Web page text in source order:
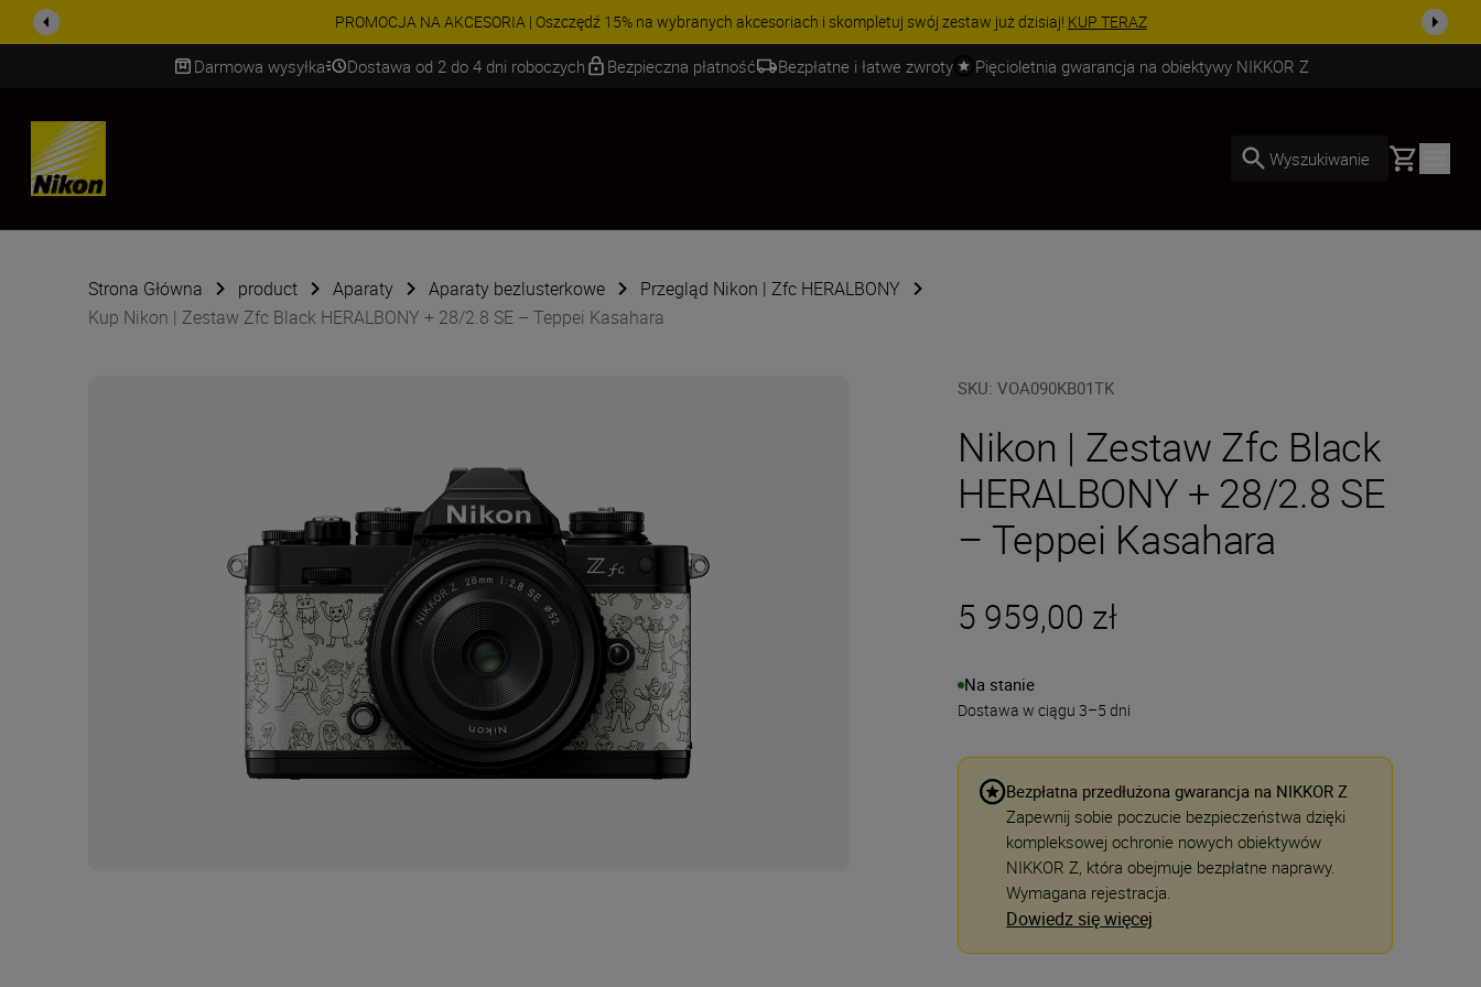
PROMOCJA NA AKCESORIA | Oszczędź 15% na wybranych akcesoriach i skompletuj swój zestaw już dzisiaj! KUP TERAZ
Darmowa wysyłka Dostawa od 2 do 4 dni roboczych Bezpieczna płatność Bezpłatne i łatwe zwroty Pięcioletnia gwarancja na obiektywy NIKKOR Z
SKIP
Wyszukiwanie Basket
Strona Główna product Aparaty Aparaty bezlusterkowe
Przegląd Nikon | Zfc HERALBONY
Kup Nikon | Zestaw Zfc Black HERALBONY + 28/2.8 SE – Teppei Kasahara
SKU:VOA090KB01TK
Nikon | Zestaw Zfc Black
HERALBONY + 28/2.8 SE
– Teppei Kasahara
5 959,00 zł
Na stanie
Dostawa w ciągu 3–5 dni
Bezpłatna przedłużona gwarancja na NIKKOR Z
Zapewnij sobie poczucie bezpieczeństwa dzięki
kompleksowej ochronie nowych obiektywów
NIKKOR Z, która obejmuje bezpłatne naprawy.
Wymagana rejestracja.
Dowiedz się więcej